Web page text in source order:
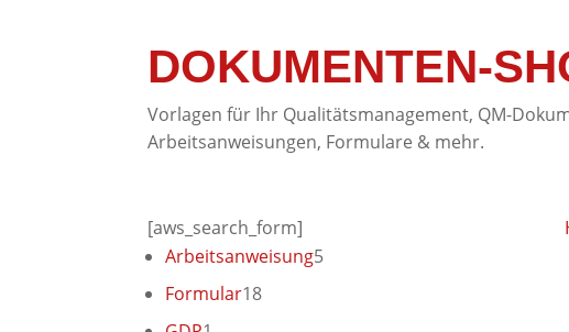
DOKUMENTEN-
Vorlagen für Ihr Qualitätsmanagement, QM-
Arbeitsanweisungen, Formulare & mehr.
[aws_search_form]
Arbeitsanweisung55
Formular1818